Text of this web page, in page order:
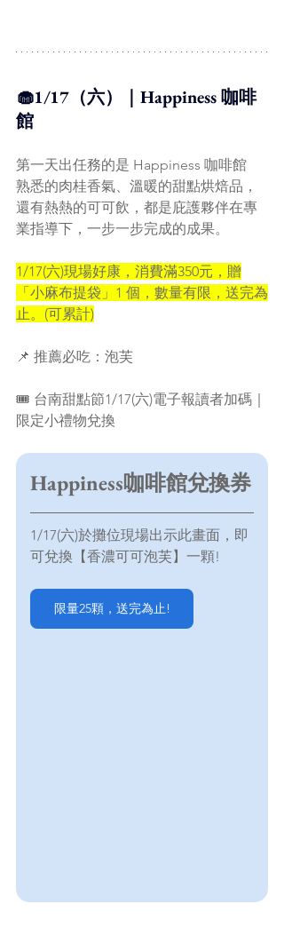
🧁1/17（六）｜Happiness 咖啡
館
第一天出任務的是 Happiness 咖啡館
熟悉的肉桂香氣、溫暖的甜點烘焙品，
還有熱熱的可可飲，都是庇護夥伴在專
業指導下，一步一步完成的成果。
1/17(六)現場好康，消費滿350元，贈
「小麻布提袋」1 個，數量有限，送完為
止。(可累計)
📌 推薦必吃：泡芙
🎟 台南甜點節1/17(六)電子報讀者加碼｜
限定小禮物兌換
Happiness咖啡館兌換券
1/17(六)於攤位現場出示此畫面，即
可兌換【香濃可可泡芙】一顆!
限量25顆，送完為止!